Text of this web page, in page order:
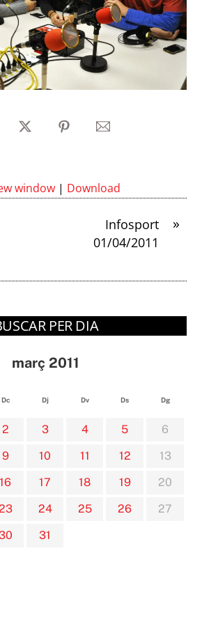
window | Download
»
Infosport
01/04/2011
PER DIA
març 2011
Dc Dj Dv Ds Dg
2 3 4 5
6
9 10 11 12
13
16 17 18 19
20
24 25 26
27
30
31